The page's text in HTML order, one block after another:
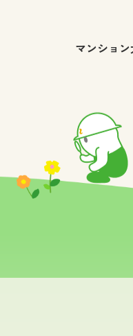
マンショ